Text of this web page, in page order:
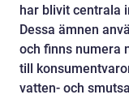
har blivit centrala
Dessa ämnen
och finns numera
till
vatten- och